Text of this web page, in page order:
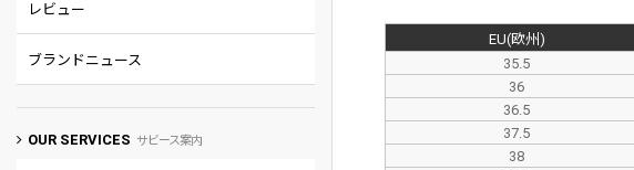
レビュー
ブランドニュース
OUR SERVICES サビース案内
EU(欧州)
35.5
36
36.5
37.5
38